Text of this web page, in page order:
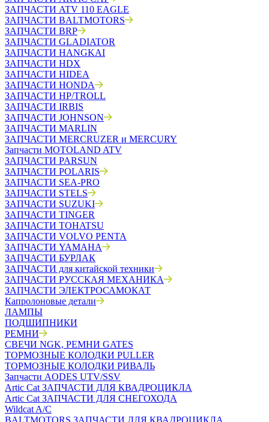
ЗАПЧАСТИ ATV 110 EAGLE
ЗАПЧАСТИ BALTMOTORS
ЗАПЧАСТИ BRP
ЗАПЧАСТИ GLADIATOR
ЗАПЧАСТИ HANGKAI
ЗАПЧАСТИ HDX
ЗАПЧАСТИ HIDEA
ЗАПЧАСТИ HONDA
ЗАПЧАСТИ HP/TROLL
ЗАПЧАСТИ IRBIS
ЗАПЧАСТИ JOHNSON
ЗАПЧАСТИ MARLIN
ЗАПЧАСТИ MERCRUZER и MERCURY
Запчасти MOTOLAND ATV
ЗАПЧАСТИ PARSUN
ЗАПЧАСТИ POLARIS
ЗАПЧАСТИ SEA-PRO
ЗАПЧАСТИ STELS
ЗАПЧАСТИ SUZUKI
ЗАПЧАСТИ TINGER
ЗАПЧАСТИ TOHATSU
ЗАПЧАСТИ VOLVO PENTA
ЗАПЧАСТИ YAMAHA
ЗАПЧАСТИ БУРЛАК
ЗАПЧАСТИ для китайской техники
ЗАПЧАСТИ РУССКАЯ МЕХАНИКА
ЗАПЧАСТИ ЭЛЕКТРОСАМОКАТ
Капролоновые детали
ЛАМПЫ
ПОДШИПНИКИ
РЕМНИ
СВЕЧИ NGK, РЕМНИ GATES
ТОРМОЗНЫЕ КОЛОДКИ PULLER
ТОРМОЗНЫЕ КОЛОДКИ РИВАЛЬ
Запчасти AODES UTV/SSV
Artic Cat ЗАПЧАСТИ ДЛЯ КВАДРОЦИКЛА
Artic Cat ЗАПЧАСТИ ДЛЯ СНЕГОХОДА
Wildcat A/C
BALTMOTORS ЗАПЧАСТИ ДЛЯ КВАДРОЦИКЛА